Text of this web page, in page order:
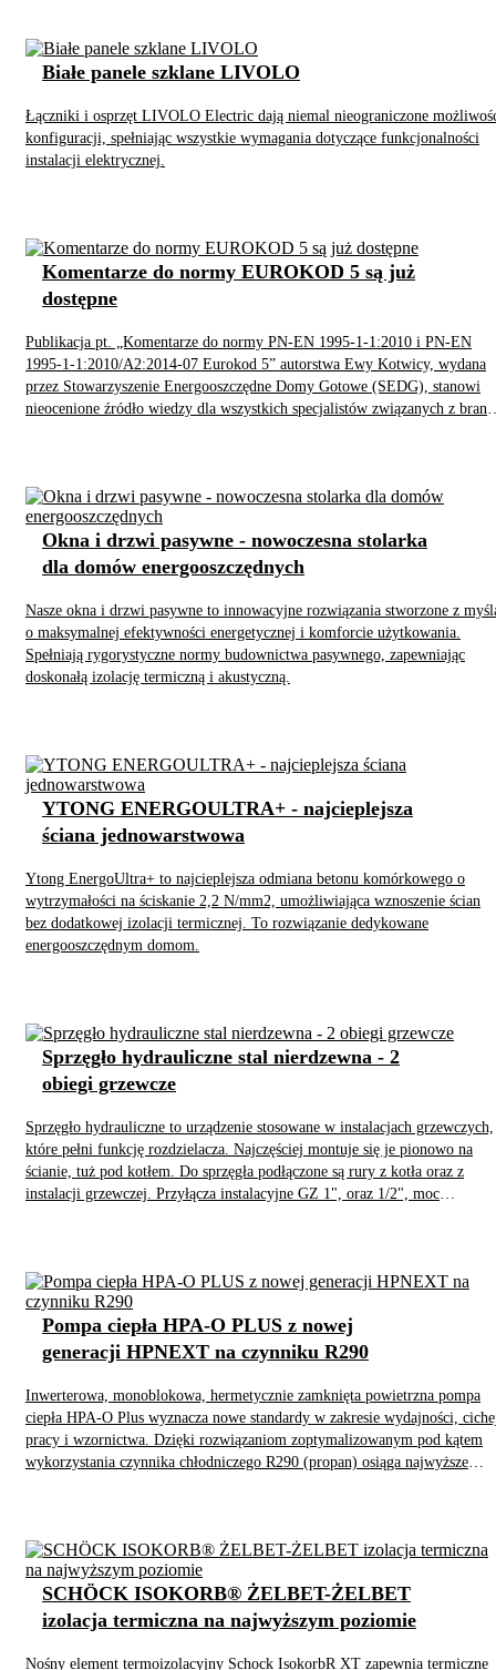
Łączniki i osprzęt LIVOLO Electric dają niemal nieograniczone
konfiguracji, spełniając wszystkie wymagania dotyczące funkcjonalności
instalacji elektrycznej.
Białe panele szklane LIVOLO
Publikacja pt. „Komentarze do normy PN-EN 1995-1-1:2010 i PN-EN
1995-1-1:2010/A2:2014-07 Eurokod 5” autorstwa Ewy Kotwicy, wydana
przez Stowarzyszenie Energooszczędne Domy Gotowe (SEDG), stanowi
nieocenione źródło wiedzy dla wszystkich specjalistów związanych z
Komentarze do normy EUROKOD 5 są już
dostępne
Nasze okna i drzwi pasywne to innowacyjne rozwiązania stworzone z
o maksymalnej efektywności energetycznej i komforcie użytkowania.
Spełniają rygorystyczne normy budownictwa pasywnego, zapewniając
doskonałą izolację termiczną i akustyczną.
Okna i drzwi pasywne - nowoczesna stolarka
dla domów energooszczędnych
Ytong EnergoUltra+ to najcieplejsza odmiana betonu komórkowego o
wytrzymałości na ściskanie 2,2 N/mm2, umożliwiająca wznoszenie ścian
bez dodatkowej izolacji termicznej. To rozwiązanie dedykowane
energooszczędnym domom.
YTONG ENERGOULTRA+ - najcieplejsza
ściana jednowarstwowa
Sprzęgło hydrauliczne to urządzenie stosowane w instalacjach grzewczych,
które pełni funkcję rozdzielacza. Najczęściej montuje się je pionowo na
ścianie, tuż pod kotłem. Do sprzęgła podłączone są rury z kotła oraz z
instalacji grzewczej. Przyłącza instalacyjne GZ 1", oraz 1/2", moc
wraz z automatycznym odpowietrznikiem oraz gilza tzw. wejście pod
czujnik temperatury.
Sprzęgło hydrauliczne stal nierdzewna - 2
obiegi grzewcze
Inwerterowa, monoblokowa, hermetycznie zamknięta powietrzna pompa
ciepła HPA-O Plus wyznacza nowe standardy w zakresie wydajności,
pracy i wzornictwa. Dzięki rozwiązaniom zoptymalizowanym pod kątem
wykorzystania czynnika chłodniczego R290 (propan) osiąga najwyższe
umożliwia dostosowanie emisji dźwięku do wymaganego poziomu.
Pompa ciepła HPA-O PLUS z nowej
generacji HPNEXT na czynniku R290
Nośny element termoizolacyjny Schock IsokorbR XT zapewnia termiczne
SCHÖCK ISOKORB® ŻELBET-ŻELBET
izolacja termiczna na najwyższym poziomie